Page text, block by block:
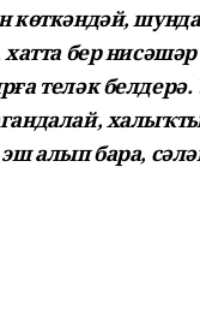
көткәндәй,
хатта бер
теләк
эш алып бара,